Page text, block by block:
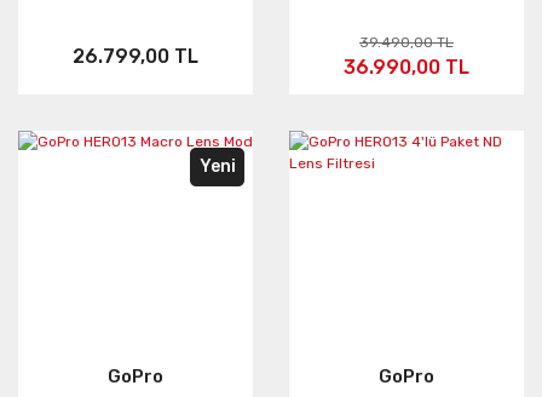
26.799,00 TL
39.490,00 TL
36.990,00 TL
Yeni
GoPro GoPro